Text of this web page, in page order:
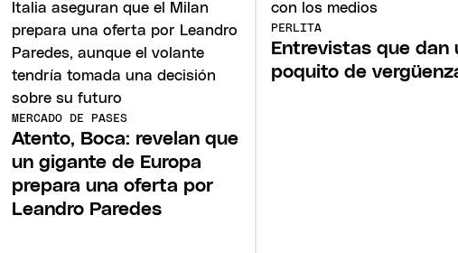
MERCADO DE PASES
Atento, Boca: revelan que
un gigante de Europa
prepara una oferta por
Leandro Paredes
PERLITA
Entrevistas que dan
poquito de